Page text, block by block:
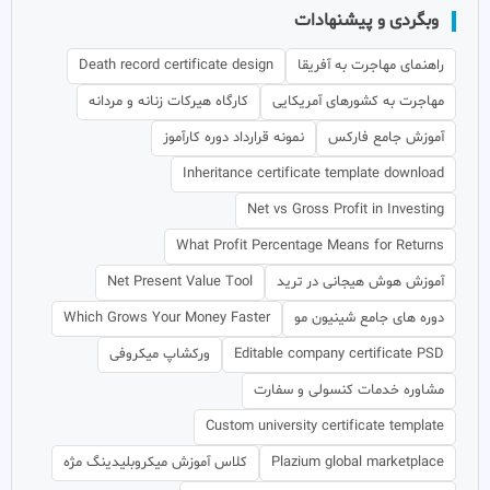
وبگردی و پیشنهادات
راهنمای مهاجرت به آفریقا
Death record certificate design
مهاجرت به کشورهای آمریکایی
کارگاه هیرکات زنانه و مردانه
آموزش جامع فارکس
نمونه قرارداد دوره کارآموز
Inheritance certificate template download
Net vs Gross Profit in Investing
What Profit Percentage Means for Returns
آموزش هوش هیجانی در ترید
Net Present Value Tool
دوره های جامع شینیون مو
Which Grows Your Money Faster
Editable company certificate PSD
ورکشاپ میکروفی
مشاوره خدمات کنسولی و سفارت
Custom university certificate template
Plazium global marketplace
کلاس آموزش میکروبلیدینگ مژه